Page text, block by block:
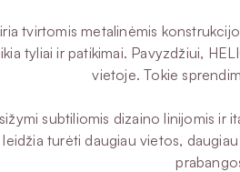
tvirtomis metalinėmis
tyliai ir patikimai. Pavyzdžiui,
vietoje. Tokie
subtiliomis dizaino linijomis
turėti daugiau vietos,